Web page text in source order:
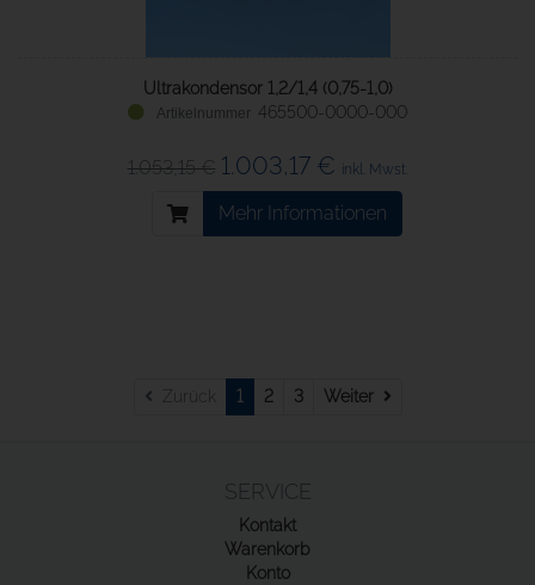
Ultrakondensor 1,2/1,4 (0,75-1,0)
465500-0000-000
1.053,15 € 1.003,17 € inkl. Mwst.
Mehr Informationen
Zurück 1 2 3 Weiter Weiter
SERVICE
Kontakt
Warenkorb
Konto